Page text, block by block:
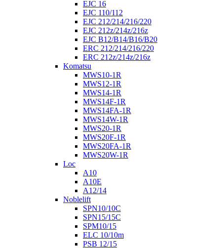
EJC 16
EJC 110/112
EJC 212/214/216/220
EJC 212z/214z/216z
EJC B12/B14/B16/B20
ERC 212/214/216/220
ERC 212z/214z/216z
Komatsu
MWS10-1R
MWS12-1R
MWS14-1R
MWS14F-1R
MWS14FA-1R
MWS14W-1R
MWS20-1R
MWS20F-1R
MWS20FA-1R
MWS20W-1R
Loc
A10
A10E
A12/14
Noblelift
SPN10/10C
SPN15/15C
SPM10/15
ELC 10/10m
PSB 12/15